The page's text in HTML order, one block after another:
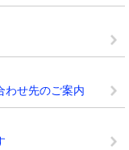
わせ先のご案内